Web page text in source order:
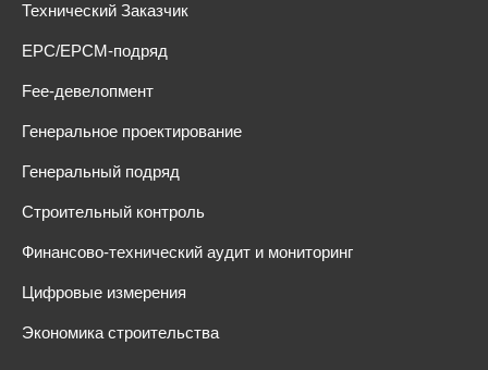
Технический Заказчик
EPC/EPCM-подряд
Fee-девелопмент
Генеральное проектирование
Генеральный подряд
Строительный контроль
Финансово-технический аудит и мониторинг
Цифровые измерения
Экономика строительства